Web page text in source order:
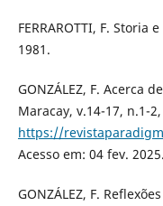
FERRAROTTI, F. Storia
1981.
GONZÁLEZ, F. Acerca
Maracay, v.14-17, n.1-
https://
Acesso em: 04 fev. 2025.
GONZÁLEZ, F.